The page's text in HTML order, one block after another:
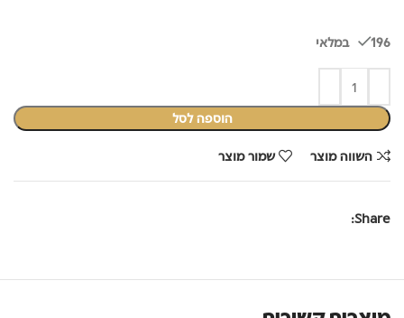
196 במלאי
הוספה לסל
השווה מוצר שמור מוצר
Share: